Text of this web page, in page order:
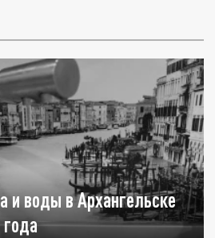
и воды в Архангельске
года